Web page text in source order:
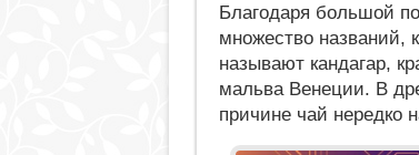
Благодаря большой
множество названий,
называют кандагар,
мальва Венеции. В
причине чай нередко